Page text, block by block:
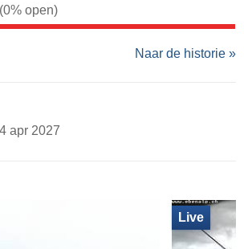
(0% open)
Naar de historie »
apr 2027
Live